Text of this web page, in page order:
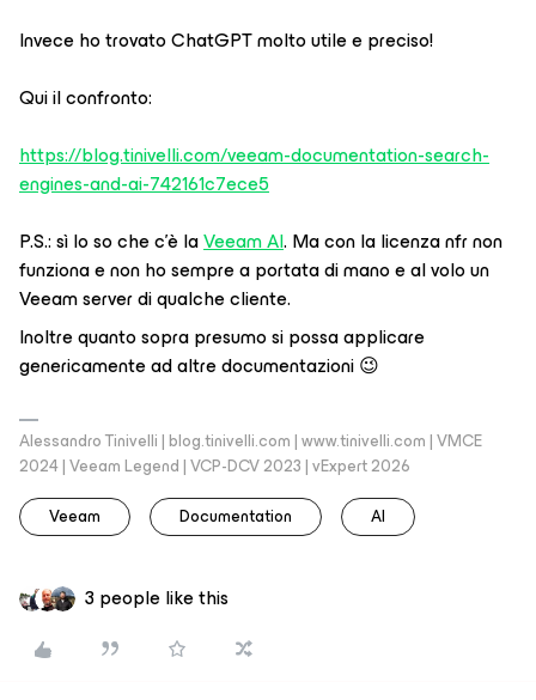
Invece ho trovato ChatGPT molto utile e preciso!
Qui il confronto:
https://blog.tinivelli.com/veeam-documentation-search-
engines-and-ai-742161c7ece5
P.S.: sì lo so che c’è laVeeam AI. Ma con la licenza nfr non
funziona e non ho sempre a portata di mano e al volo un
Veeam server di qualche cliente.
Inoltre quanto sopra presumo si possa applicare
genericamente ad altre documentazioni 😉
Alessandro Tinivelli | blog.tinivelli.com | www.tinivelli.com | VMCE
2024 | Veeam Legend | VCP-DCV 2023 | vExpert 2026
Veeam
Documentation AI
3 people like this